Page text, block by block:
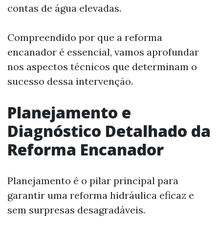
contas de água elevadas.
Compreendido por que a reforma
encanador é essencial, vamos aprofundar
nos aspectos técnicos que determinam o
sucesso dessa intervenção.
Planejamento e
Diagnóstico Detalhado da
Reforma Encanador
Planejamento é o pilar principal para
garantir uma reforma hidráulica eficaz e
sem surpresas desagradáveis.